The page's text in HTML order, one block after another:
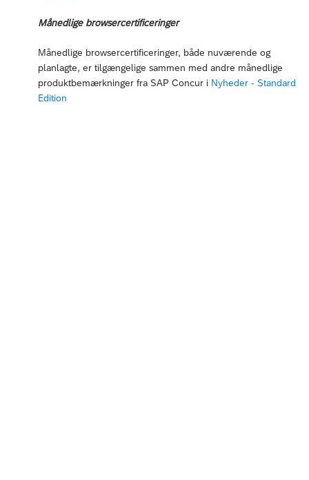
Månedlige browsercertificeringer
Månedlige browsercertificeringer, både nuværende og
planlagte, er tilgængelige sammen med andre månedlige
produktbemærkninger fra SAP Concur i Nyheder - Standard
Edition